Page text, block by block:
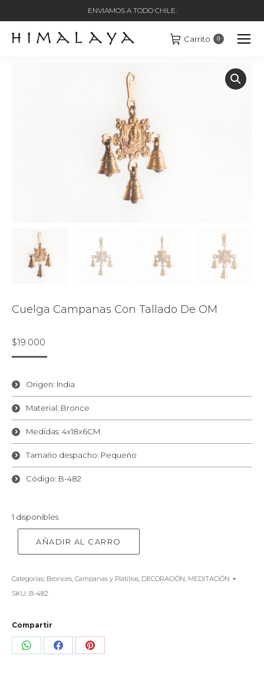
ENVIAMOS A TODO CHILE.
Carrito 0
Cuelga Campanas Con Tallado De OM
$19.000
Origen: India
Material: Bronce
Medidas: 4x18x6CM
Tamaño despacho: Pequeño
Código: B-482
1 disponibles
AÑADIR AL CARRO
Categorías: Bronces, Campanas y Platillos, DECORACIÓN, MEDITACIÓN
SKU: B-482
Compartir
Share Share Share